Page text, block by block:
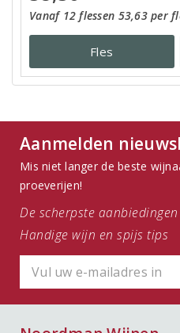
Vanaf 12 flessen 53,63 per
Fles
Aanmelden
Mis niet langer de beste
proeverijen!
De scherpste aanbiedingen
Handige wijn en spijs tips